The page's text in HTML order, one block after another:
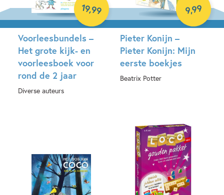
Voorleesbundels –
Het grote kijk- en
voorleesboek voor
rond de 2 jaar
Diverse auteurs
19,99
Pieter Konijn –
Pieter Konijn: Mijn
eerste boekjes
Beatrix Potter
9,99